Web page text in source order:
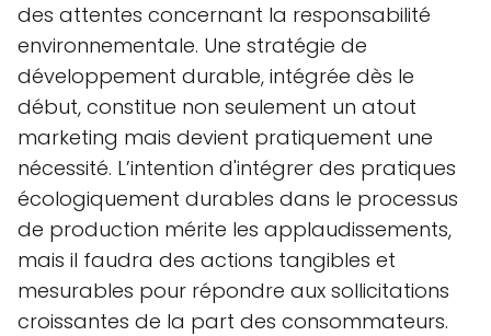
des attentes concernant la responsabilité
environnementale. Une stratégie de
développement durable, intégrée dès le
début, constitue non seulement un atout
marketing mais devient pratiquement une
nécessité. L’intention d'intégrer des pratiques
écologiquement durables dans le processus
de production mérite les applaudissements,
mais il faudra des actions tangibles et
mesurables pour répondre aux sollicitations
croissantes de la part des consommateurs.